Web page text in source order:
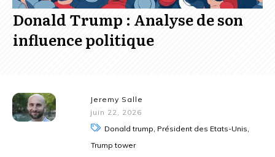
Donald Trump : Analyse de son
influence politique
Jeremy Salle
juin 22, 2026
Donald trump, Président des Etats-Unis,
Trump tower